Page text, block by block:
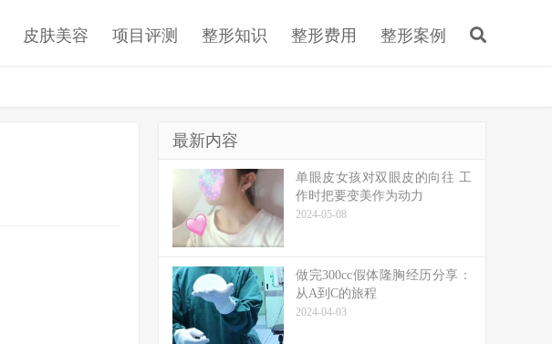
皮肤美容 项目评测 整形知识 整形费用 整形案例
最新内容
单眼皮女孩对双眼皮的向往 工
作时把要变美作为动力
2024-05-08
做完300cc假体隆胸经历分享：
从A到C的旅程
2024-04-03